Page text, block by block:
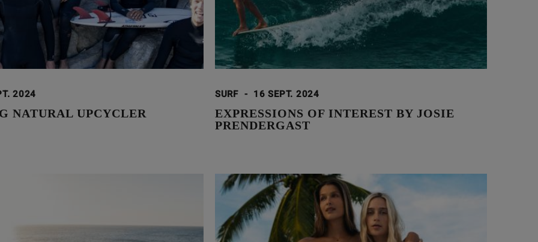
2024
NATURAL UPCYCLER
SURF - 16 SEPT. 2024
EXPRESSIONS OF INTEREST BY JOSIE
PRENDERGAST